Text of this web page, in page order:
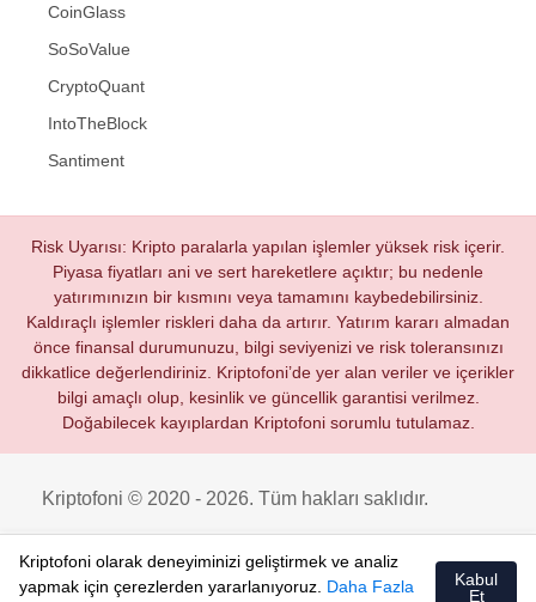
CoinGlass
SoSoValue
CryptoQuant
IntoTheBlock
Santiment
Risk Uyarısı: Kripto paralarla yapılan işlemler yüksek risk içerir.
Piyasa fiyatları ani ve sert hareketlere açıktır; bu nedenle
yatırımınızın bir kısmını veya tamamını kaybedebilirsiniz.
Kaldıraçlı işlemler riskleri daha da artırır. Yatırım kararı almadan
önce finansal durumunuzu, bilgi seviyenizi ve risk toleransınızı
dikkatlice değerlendiriniz. Kriptofoni’de yer alan veriler ve içerikler
bilgi amaçlı olup, kesinlik ve güncellik garantisi verilmez.
Doğabilecek kayıplardan Kriptofoni sorumlu tutulamaz.
Kriptofoni © 2020 - 2026. Tüm hakları saklıdır.
Kriptofoni olarak deneyiminizi geliştirmek ve analiz
yapmak için çerezlerden yararlanıyoruz. Daha Fazla
Kabul
Et